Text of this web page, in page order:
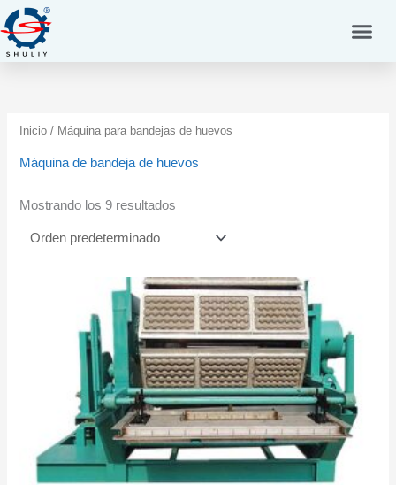
al
contenido
Inicio / Máquina para bandejas de huevos
Máquina de bandeja de huevos
Mostrando los 9 resultados